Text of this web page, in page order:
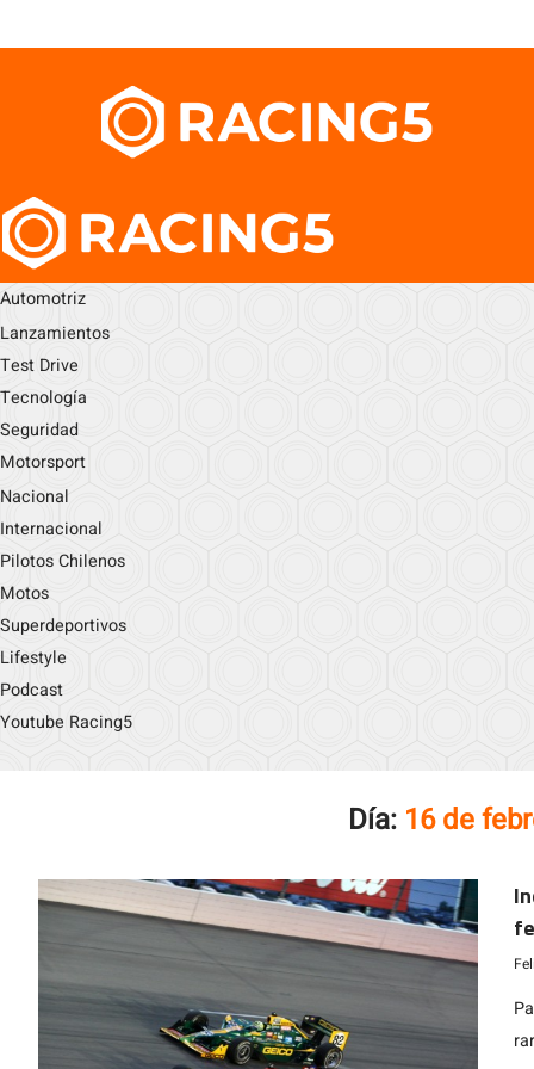
Automotriz
Lanzamientos
Test Drive
Tecnología
Seguridad
Motorsport
Nacional
Internacional
Pilotos Chilenos
Motos
Superdeportivos
Lifestyle
Podcast
Youtube Racing5
Día: 16 de